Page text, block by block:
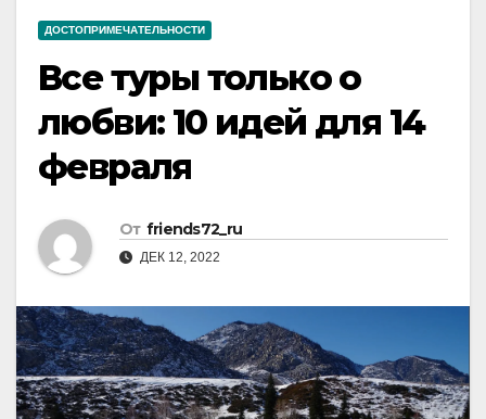
ДОСТОПРИМЕЧАТЕЛЬНОСТИ
Все туры только о
любви: 10 идей для 14
февраля
От friends72_ru
ДЕК 12, 2022